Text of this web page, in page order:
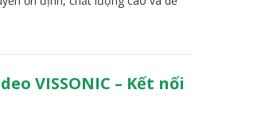
pháp họp từ xa qua video
VISSONIC – Kết nối